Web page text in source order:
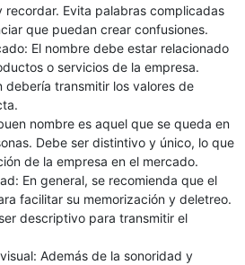
recordar. Evita palabras complicadas
que puedan crear confusiones.
El nombre debe estar relacionado
o servicios de la empresa.
debería transmitir los valores de
nombre es aquel que se queda en
Debe ser distintivo y único, lo que
de la empresa en el mercado.
En general, se recomienda que el
facilitar su memorización y deletreo.
descriptivo para transmitir el
Además de la sonoridad y